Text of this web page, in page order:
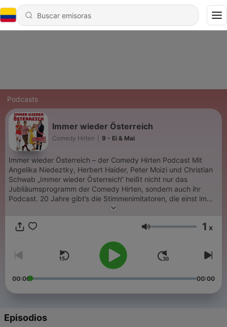
Podcasts
Immer wieder Österreich
Comedy Hirten 9 - Ei & Mai
Immer wieder Österreich – der Comedy Hirten Podcast Mit
Angelika Niedeztky, Herbert Haider, Peter Moizi und Christian
Schwab „Immer wieder Österreich“ heißt nicht nur das
Jubliäumsprogramm der Comedy Hirten, sondern auch ihr
Podcast. 20 Jahre gibt’s die Stimmenimitatoren, die einst im
Ö3 Wecker groß geworden sind, bereits. In dieser Zeit sind
Darüber hinaus kommentieren die Comedy Hirten auch das
Volumen 1 x
00:00 00:00
Episodios